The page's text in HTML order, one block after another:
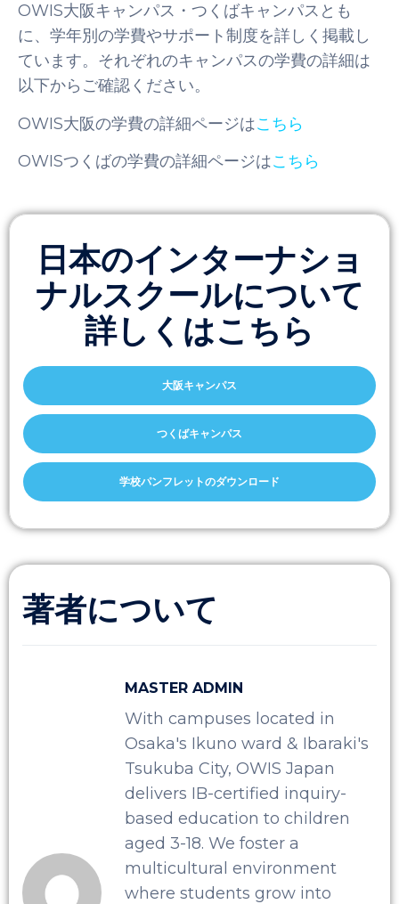
OWIS大阪キャンパス・つくばキャンパスとも
に、学年別の学費やサポート制度を詳しく掲載し
ています。それぞれのキャンパスの学費の詳細は
以下からご確認ください。
OWIS大阪の学費の詳細ページはこちら
OWISつくばの学費の詳細ページはこちら
日本のインターナショ
ナルスクールについて
詳しくはこちら
大阪キャンパス
つくばキャンパス
学校パンフレットのダウンロード
著者について
MASTER ADMIN
With campuses located in
Osaka's Ikuno ward & Ibaraki's
Tsukuba City, OWIS Japan
delivers IB-certified inquiry-
based education to children
aged 3-18. We foster a
multicultural environment
where students grow into